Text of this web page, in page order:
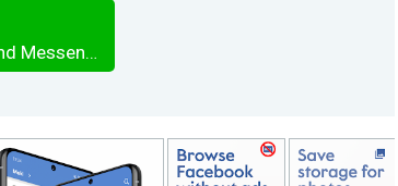
Maki Plus for Facebook and Messenger